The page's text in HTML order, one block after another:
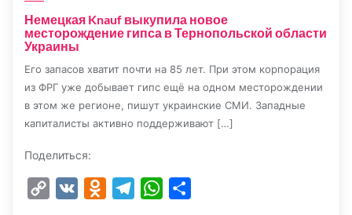
Немецкая Knauf выкупила новое
месторождение гипса в Тернопольской области
Украины
Его запасов хватит почти на 85 лет. При этом корпорация
из ФРГ уже добывает гипс ещё на одном месторождении
в этом же регионе, пишут украинские СМИ. Западные
капиталисты активно поддерживают […]
Поделиться:
Copy
VK Odnoklassniki
TelegramWhatsApp